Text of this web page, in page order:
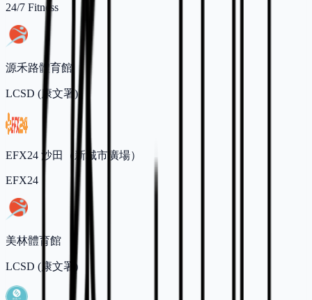
24/7 Fitness
源禾路體育館
LCSD (康文署)
EFX24 沙田（新城市廣場）
EFX24
美林體育館
LCSD (康文署)